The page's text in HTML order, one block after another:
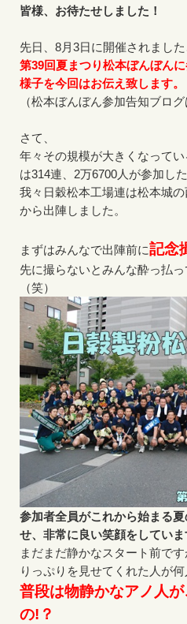
皆様、お待たせしました！
先日、8月3日に開催されました
第39回夏まつり松本ぼんぼん
様子を今回はお伝え致します。
（松本ぼんぼん参加告知ブログ
さて、
年々その規模が大きくなって
は314連、2万6700人が参加し
我々日穀松本工場連は松本城
から出陣しました。
まずはみんなで出陣前に記念
先に撮らないとみんな酔っ払
（笑）
参加者全員がこれから始まる
せ、非常に良い笑顔をしていま
まだまだ静かなスタート前で
りっぷりを見せてくれた人が何
普段は物静かなアノ人
の!？